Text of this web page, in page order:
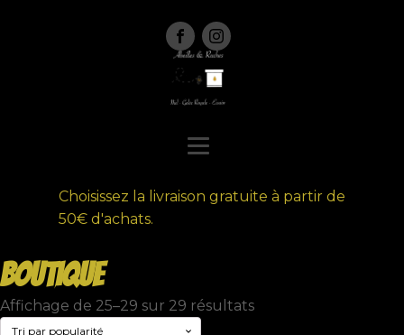
Choisissez la livraison gratuite à partir de
50€ d'achats.
Boutique
Affichage de 25–29 sur 29 résultatsTrié